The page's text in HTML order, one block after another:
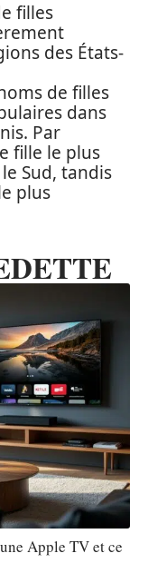
filles
des États-
de filles
dans
Par
fille le plus
Sud, tandis
plus
Apple TV et ce